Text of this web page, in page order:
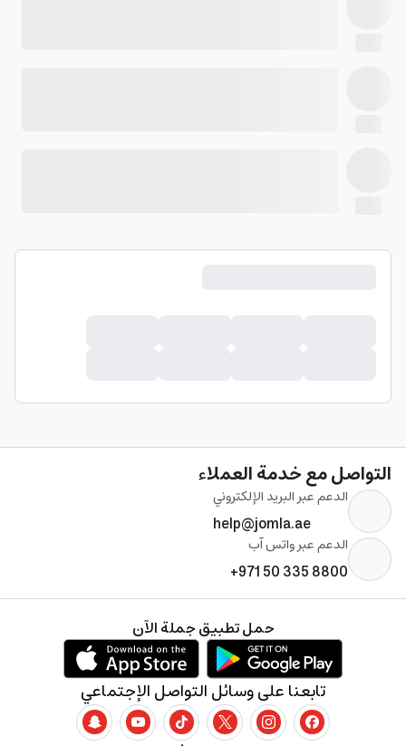
التواصل مع خدمة العملاء
الدعم عبر البريد الإلكتروني
help@jomla.ae
الدعم عبر واتس آب
+971 50 335 8800
تابعنا على وسائل التواصل الإجتماعي
حمل تطبيق جملة الآن